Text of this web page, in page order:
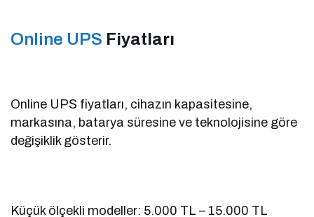
Online UPS Fiyatları
Online UPS fiyatları, cihazın kapasitesine,
markasına, batarya süresine ve teknolojisine göre
değişiklik gösterir.
Küçük ölçekli modeller: 5.000 TL – 15.000 TL